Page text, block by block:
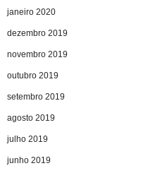
janeiro 2020
dezembro 2019
novembro 2019
outubro 2019
setembro 2019
agosto 2019
julho 2019
junho 2019